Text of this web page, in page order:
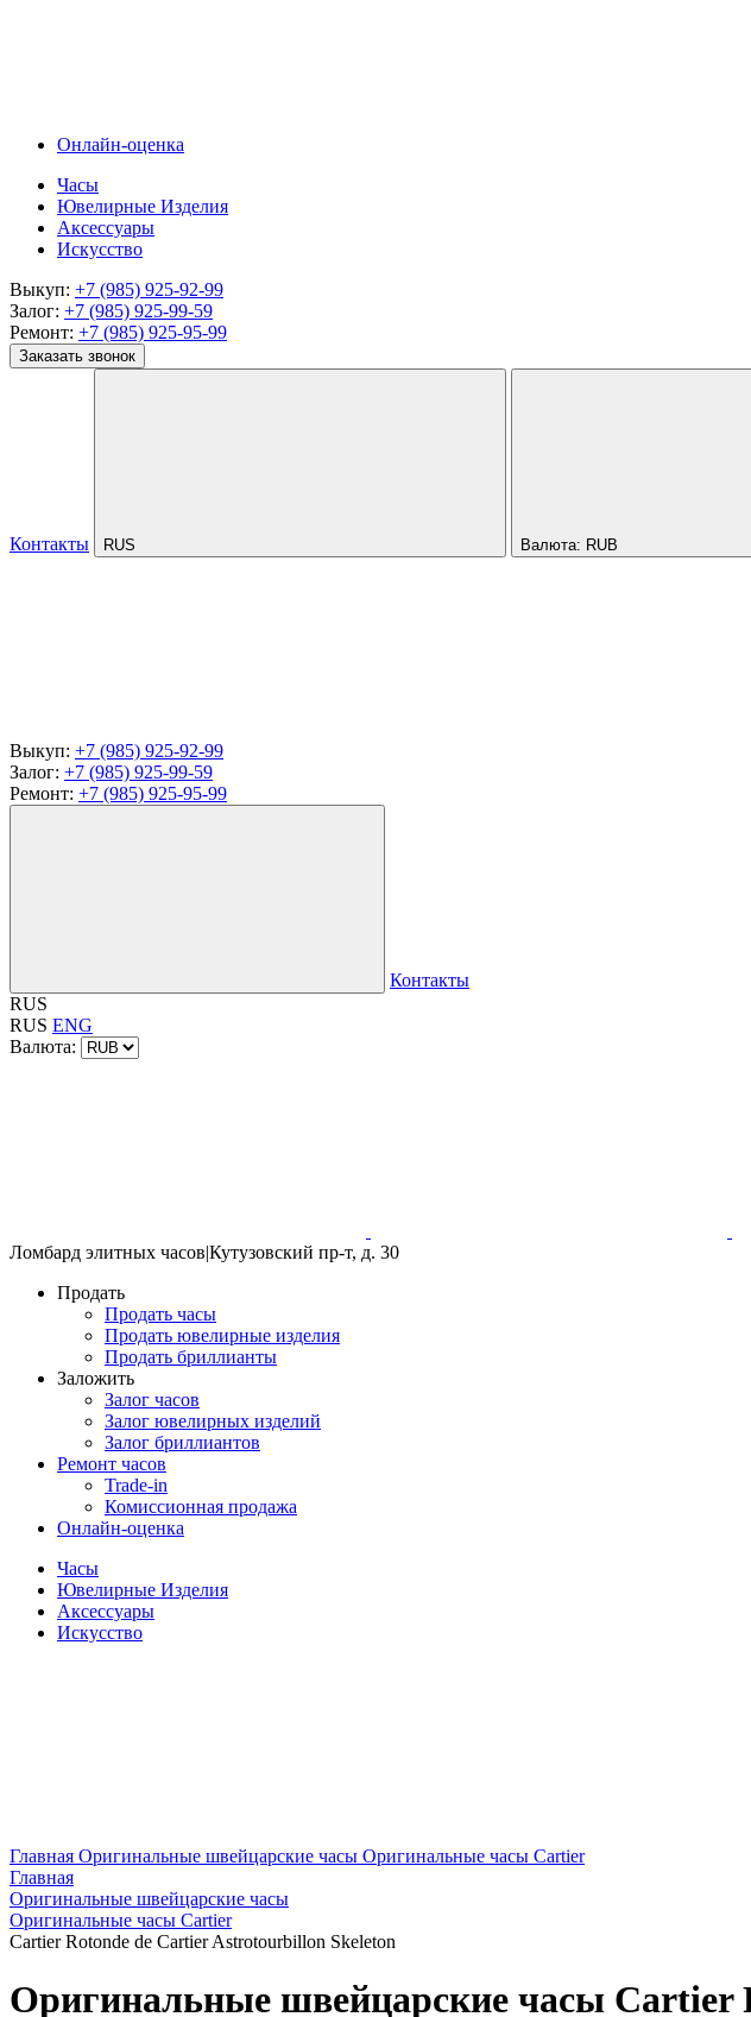
Онлайн-оценка
Часы
Ювелирные Изделия
Аксессуары
Искусство
Выкуп: +7 (985) 925-92-99
Залог: +7 (985) 925-99-59
Ремонт: +7 (985) 925-95-99
Заказать звонок
Контакты RUS Валюта: RUB
Выкуп: +7 (985) 925-92-99
Залог: +7 (985) 925-99-59
Ремонт: +7 (985) 925-95-99
Контакты
RUS
RUS ENG
Валюта:
Ломбард элитных часов|Кутузовский пр-т, д. 30
Продать
Продать часы
Продать ювелирные изделия
Продать бриллианты
Заложить
Залог часов
Залог ювелирных изделий
Залог бриллиантов
Ремонт часов
Trade-in
Комиссионная продажа
Онлайн-оценка
Часы
Ювелирные Изделия
Аксессуары
Искусство
Главная Оригинальные швейцарские часы Оригинальные часы Cartier
Главная
Оригинальные швейцарские часы
Оригинальные часы Cartier
Cartier Rotonde de Cartier Astrotourbillon Skeleton
Оригинальные швейцарские часы Cartier